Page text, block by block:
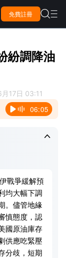
免費註冊  
紛調降油
17日 03:11
06:05

戰爭緩解預
均大幅下調
。儘管地緣
慎態度，認
國原油庫存
供應吃緊壓
分歧，短期